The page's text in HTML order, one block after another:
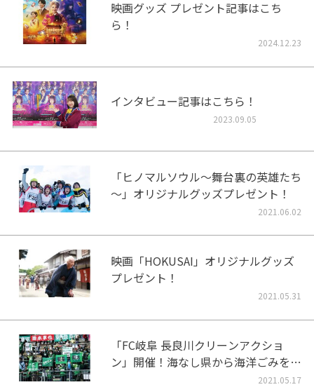
映画グッズ プレゼント記事はこち
ら！
2024.12.23
インタビュー記事はこちら！
2023.09.05
「ヒノマルソウル～舞台裏の英雄たち
～」オリジナルグッズプレゼント！
2021.06.02
映画「HOKUSAI」オリジナルグッズ
プレゼント！
2021.05.31
「FC岐阜 長良川クリーンアクショ
ン」開催！海なし県から海洋ごみをな
2021.05.17